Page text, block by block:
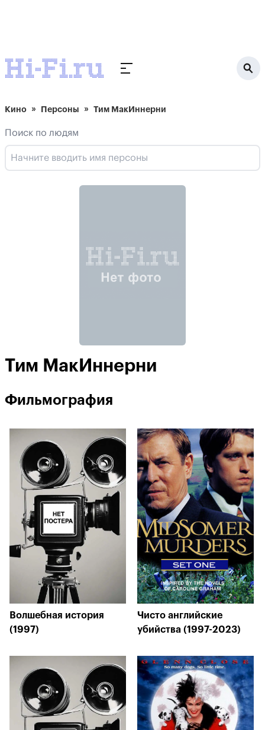
Кино Персоны Тим МакИннерни
Поиск по людям
Тим МакИннерни
Фильмография
Волшебная история
(1997)
Чисто английские
убийства (1997-2023)